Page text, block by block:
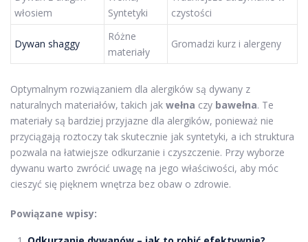
włosiem
Syntetyki
czystości
Dywan shaggy
Różne
materiały
Gromadzi kurz i alergeny
Optymalnym rozwiązaniem dla alergików są dywany z
naturalnych materiałów, takich jak wełna czy bawełna. Te
materiały są bardziej przyjazne dla alergików, ponieważ nie
przyciągają roztoczy tak skutecznie jak syntetyki, a ich struktura
pozwala na łatwiejsze odkurzanie i czyszczenie. Przy wyborze
dywanu warto zwrócić uwagę na jego właściwości, aby móc
cieszyć się pięknem wnętrza bez obaw o zdrowie.
Powiązane wpisy: